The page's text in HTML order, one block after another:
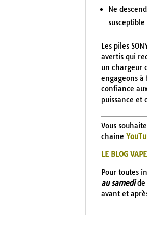
Ne
Les piles
avertis qui
un chargeur
engageons
confiance
puissance et
Vous
chaine
LE BLOG
Pour toutes
au samedide
avant et